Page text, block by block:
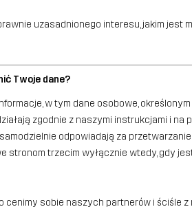
uzasadnionego interesu, jakim
Twoje dane?
w tym dane osobowe,
zgodnie z naszymi instrukcjami i
odpowiadają za
stronom trzecim wyłącznie wtedy, gdy
cenimy sobie naszych partnerów i ściśle